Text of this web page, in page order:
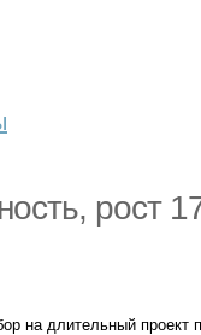
рост
на длительный